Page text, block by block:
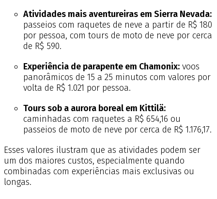
Atividades mais aventureiras em Sierra Nevada:
passeios com raquetes de neve a partir de R$ 180
por pessoa, com tours de moto de neve por cerca
de R$ 590.
Experiência de parapente em Chamonix: voos
panorâmicos de 15 a 25 minutos com valores por
volta de R$ 1.021 por pessoa.
Tours sob a aurora boreal em Kittilä:
caminhadas com raquetes a R$ 654,16 ou
passeios de moto de neve por cerca de R$ 1.176,17.
Esses valores ilustram que as atividades podem ser
um dos maiores custos, especialmente quando
combinadas com experiências mais exclusivas ou
longas.